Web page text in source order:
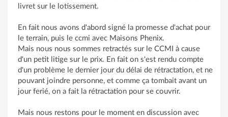
livret sur le lotissement.
En fait nous avons d'abord signé la promesse d'achat pour
le terrain, puis le ccmi avec Maisons Phenix.
Mais nous nous sommes retractés sur le CCMI à cause
d'un petit litige sur le prix. En fait on s'est rendu compte
d'un problème le dernier jour du délai de rétractation, et ne
pouvant joindre personne, et comme ça tombait avant un
jour ferié, on a fait la rétractation pour se couvrir.
Mais nous restons pour le moment en discussion avec